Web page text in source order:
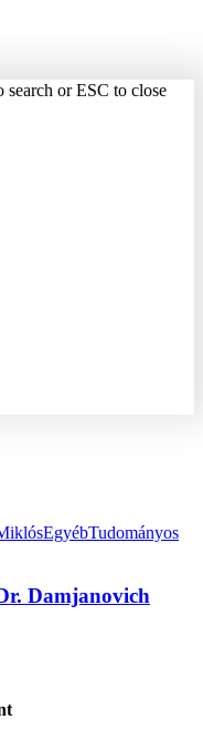
search or ESC to close
EgyébTudományos
Damjanovich